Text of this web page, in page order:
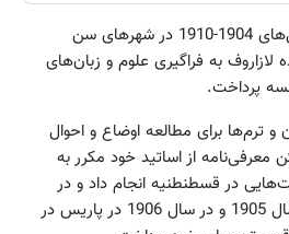
وی در دوران تحصیل در سال‌های 1904-1910 در شهرهای سن
لازاروف به فراگیری علوم و زبان‌های
پرداخت.
و ترم‌ها برای مطالعه اوضاع و احوال
از اساتید خود مکرر به
در قسطنطنیه انجام داد و در
مؤسسه باستان‌شناسی در سال 1905 و در سال 1906 در پاریس در